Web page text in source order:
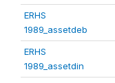
ERHS
1989_assetdeb
ERHS
1989_assetdin